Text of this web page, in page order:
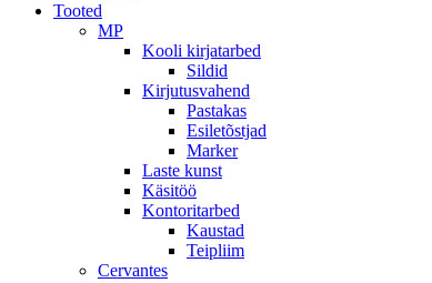
Tooted
MP
Kooli kirjatarbed
Sildid
Kirjutusvahend
Pastakas
Esiletõstjad
Marker
Laste kunst
Käsitöö
Kontoritarbed
Kaustad
Teipliim
Cervantes